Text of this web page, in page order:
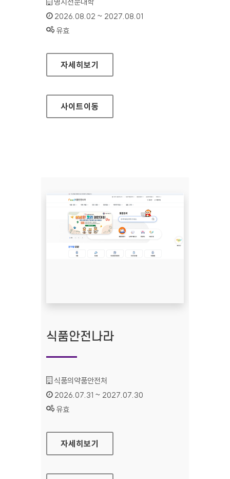
인증기간 :
2026.08.02 ~ 2027.08.01
상태 :
유효
명지전문대학
자세히보기
사이트이동
식품안전나라
기관명 :
식품의약품안전처
인증기간 :
2026.07.31 ~ 2027.07.30
상태 :
유효
식품안전나라
자세히보기